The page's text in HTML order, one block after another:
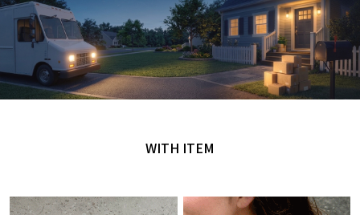
GET IT TODAY
WITH ITEM